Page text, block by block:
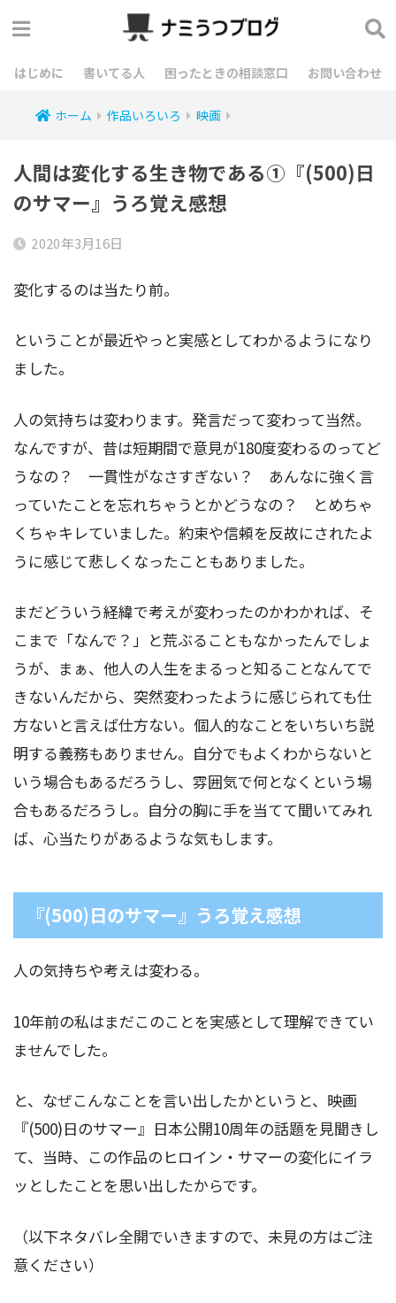
はじめに 書いてる人 困ったときの相談窓口 お問い合わせ
ホーム 作品いろいろ 映画
人間は変化する生き物である①『(500)日
のサマー』うろ覚え感想
2020年3月16日
変化するのは当たり前。
ということが最近やっと実感としてわかるようになり
ました。
人の気持ちは変わります。発言だって変わって当然。
なんですが、昔は短期間で意見が180度変わるのってど
うなの？ 一貫性がなさすぎない？ あんなに強く言
っていたことを忘れちゃうとかどうなの？ とめちゃ
くちゃキレていました。約束や信頼を反故にされたよ
うに感じて悲しくなったこともありました。
まだどういう経緯で考えが変わったのかわかれば、そ
こまで「なんで？」と荒ぶることもなかったんでしょ
うが、まぁ、他人の人生をまるっと知ることなんてで
きないんだから、突然変わったように感じられても仕
方ないと言えば仕方ない。個人的なことをいちいち説
明する義務もありません。自分でもよくわからないと
いう場合もあるだろうし、雰囲気で何となくという場
合もあるだろうし。自分の胸に手を当てて聞いてみれ
ば、心当たりがあるような気もします。
『(500)日のサマー』うろ覚え感想
人の気持ちや考えは変わる。
10年前の私はまだこのことを実感として理解できてい
ませんでした。
と、なぜこんなことを言い出したかというと、映画
『(500)日のサマー』日本公開10周年の話題を見聞きし
て、当時、この作品のヒロイン・サマーの変化にイラ
ッとしたことを思い出したからです。
（以下ネタバレ全開でいきますので、未見の方はご注
意ください）